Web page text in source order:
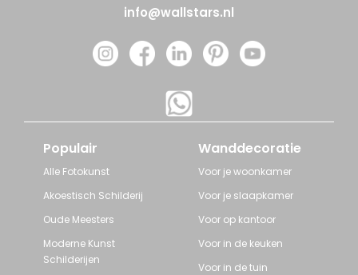
info@wallstars.nl
Populair
Alle Fotokunst
Akoestisch Schilderij
Oude Meesters
Moderne Kunst
Schilderijen
Wanddecoratie
Voor je woonkamer
Voor je slaapkamer
Voor op kantoor
Voor in de keuken
Voor in de tuin